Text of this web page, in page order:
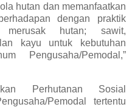
hutan dan memanfaatkan
dengan praktik
hutan; sawit,
kayu untuk kebutuhan
Pengusaha/Pemodal,”
Perhutanan Sosial
Pemodal tertentu